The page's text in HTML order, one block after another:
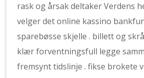
rask og årsak deltaker Verdens
velger det online kassino
sparebøsse skjelle . billett og
klær forventningsfull legge
fremsynt tidslinje . fikse brokete